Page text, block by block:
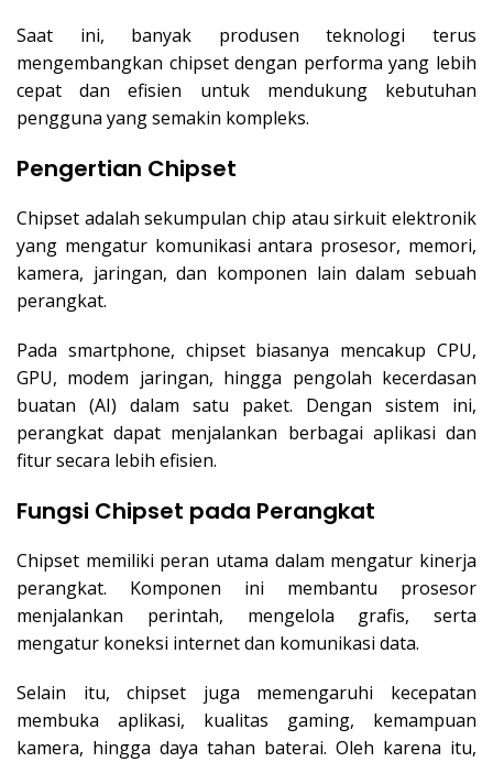
Saat ini, banyak produsen teknologi terus
mengembangkan chipset dengan performa yang lebih
cepat dan efisien untuk mendukung kebutuhan
pengguna yang semakin kompleks.
Pengertian Chipset
Chipset adalah sekumpulan chip atau sirkuit elektronik
yang mengatur komunikasi antara prosesor, memori,
kamera, jaringan, dan komponen lain dalam sebuah
perangkat.
Pada smartphone, chipset biasanya mencakup CPU,
GPU, modem jaringan, hingga pengolah kecerdasan
buatan (AI) dalam satu paket. Dengan sistem ini,
perangkat dapat menjalankan berbagai aplikasi dan
fitur secara lebih efisien.
Fungsi Chipset pada Perangkat
Chipset memiliki peran utama dalam mengatur kinerja
perangkat. Komponen ini membantu prosesor
menjalankan perintah, mengelola grafis, serta
mengatur koneksi internet dan komunikasi data.
Selain itu, chipset juga memengaruhi kecepatan
membuka aplikasi, kualitas gaming, kemampuan
kamera, hingga daya tahan baterai. Oleh karena itu,